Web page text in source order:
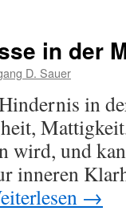
in der
D. Sauer
in
wird, und
inneren
→